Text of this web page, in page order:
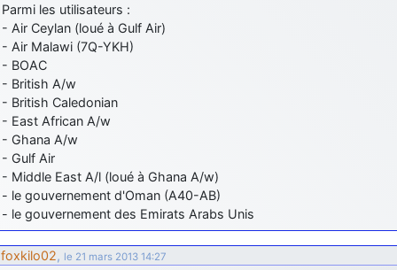
Parmi les utilisateurs :
- Air Ceylan (loué à Gulf Air)
- Air Malawi (7Q-YKH)
- BOAC
- British A/w
- British Caledonian
- East African A/w
- Ghana A/w
- Gulf Air
- Middle East A/l (loué à Ghana A/w)
- le gouvernement d'Oman (A40-AB)
- le gouvernement des Emirats Arabs Unis
foxkilo02, le 21 mars 2013 14:27